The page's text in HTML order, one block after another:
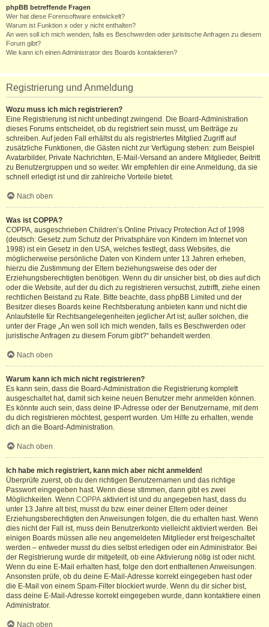
phpBB betreffende Fragen
Wer hat diese Forensoftware entwickelt?
Warum ist Funktion x oder y nicht enthalten?
An wen soll ich mich wenden, falls es Beschwerden oder juristische Anfragen zu diesem
Forum gibt?
Wie kann ich einen Administrator des Boards kontaktieren?
Registrierung und Anmeldung
Wozu muss ich mich registrieren?
Eine Registrierung ist nicht unbedingt zwingend. Die Board-Administration
dieses Forums entscheidet, ob du registriert sein musst, um Beiträge zu
schreiben. Auf jeden Fall erhältst du als registriertes Mitglied Zugriff auf
zusätzliche Funktionen, die Gästen nicht zur Verfügung stehen: zum Beispiel
Avatarbilder, Private Nachrichten, E-Mail-Versand an andere Mitglieder, Beitritt
zu Benutzergruppen und so weiter. Wir empfehlen dir eine Anmeldung, da sie
schnell erledigt ist und dir zahlreiche Vorteile bietet.
Nach oben
Was ist COPPA?
COPPA, ausgeschrieben Children’s Online Privacy Protection Act of 1998
(deutsch: Gesetz zum Schutz der Privatsphäre von Kindern im Internet von
1998) ist ein Gesetz in den USA, welches festlegt, dass Websites, die
möglicherweise persönliche Daten von Kindern unter 13 Jahren erheben,
hierzu die Zustimmung der Eltern beziehungsweise des oder der
Erziehungsberechtigten benötigen. Wenn du dir unsicher bist, ob dies auf dich
oder die Website, auf der du dich zu registrieren versuchst, zutrifft, ziehe einen
rechtlichen Beistand zu Rate. Bitte beachte, dass phpBB Limited und der
Besitzer dieses Boards keine Rechtsberatung anbieten kann und nicht die
Anlaufstelle für Rechtsangelegenheiten jeglicher Art ist; außer solchen, die
unter der Frage „An wen soll ich mich wenden, falls es Beschwerden oder
juristische Anfragen zu diesem Forum gibt?“ behandelt werden.
Nach oben
Warum kann ich mich nicht registrieren?
Es kann sein, dass die Board-Administration die Registrierung komplett
ausgeschaltet hat, damit sich keine neuen Benutzer mehr anmelden können.
Es könnte auch sein, dass deine IP-Adresse oder der Benutzername, mit dem
du dich registrieren möchtest, gesperrt wurden. Um Hilfe zu erhalten, wende
dich an die Board-Administration.
Nach oben
Ich habe mich registriert, kann mich aber nicht anmelden!
Überprüfe zuerst, ob du den richtigen Benutzernamen und das richtige
Passwort eingegeben hast. Wenn diese stimmen, dann gibt es zwei
Möglichkeiten. Wenn COPPA aktiviert ist und du angegeben hast, dass du
unter 13 Jahre alt bist, musst du bzw. einer deiner Eltern oder deiner
Erziehungsberechtigten den Anweisungen folgen, die du erhalten hast. Wenn
dies nicht der Fall ist, muss dein Benutzerkonto vielleicht aktiviert werden. Bei
einigen Boards müssen alle neu angemeldeten Mitglieder erst freigeschaltet
werden – entweder musst du dies selbst erledigen oder ein Administrator. Bei
der Registrierung wurde dir mitgeteilt, ob eine Aktivierung nötig ist oder nicht.
Wenn du eine E-Mail erhalten hast, folge den dort enthaltenen Anweisungen.
Ansonsten prüfe, ob du deine E-Mail-Adresse korrekt eingegeben hast oder
die E-Mail von einem Spam-Filter blockiert wurde. Wenn du dir sicher bist,
dass deine E-Mail-Adresse korrekt eingegeben wurde, dann kontaktiere einen
Administrator.
Nach oben